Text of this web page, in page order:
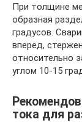
При толщине
образная
градусов.
вперед,
относительно
углом 10-15
тока для